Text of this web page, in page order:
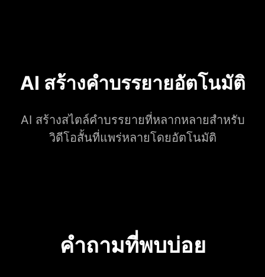
AI สร้างคำบรรยายอัตโนมัติ
AI สร้างสไตล์คำบรรยายที่หลากหลายสำหรับ
วิดีโอสั้นที่แพร่หลายโดยอัตโนมัติ
คำถามที่พบบ่อย